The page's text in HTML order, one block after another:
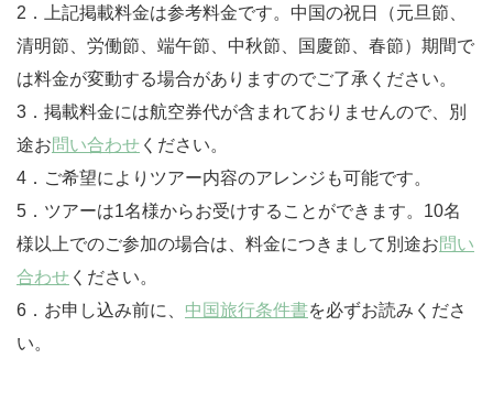
2．上記掲載料金は参考料金です。中国の祝日（元旦節、
清明節、労働節、端午節、中秋節、国慶節、春節）期間で
は料金が変動する場合がありますのでご了承ください。
3．掲載料金には航空券代が含まれておりませんので、別
途お問い合わせ ください。
4．ご希望によりツアー内容のアレンジも可能です。
5．ツアーは1名様からお受けすることができます。10名
様以上でのご参加の場合は、料金につきまして別途お問い
合わせ ください。
6．お申し込み前に、 中国旅行条件書を必ずお読みくださ
い。